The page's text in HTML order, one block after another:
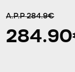
A.P.P 284.9€